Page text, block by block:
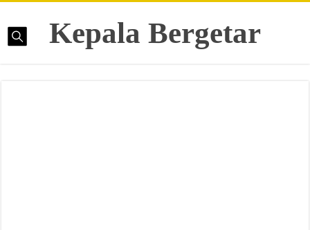
Kepala Bergetar